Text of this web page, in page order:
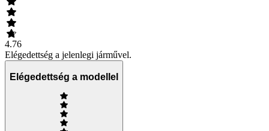
4.76
Elégedettség a jelenlegi járművel.
Elégedettség a modellel